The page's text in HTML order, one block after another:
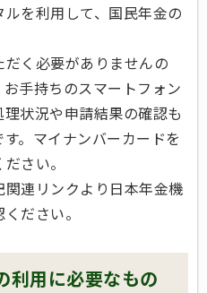
を利用して、国民年金の
く必要がありませんの
手持ちのスマートフォン
状況や申請結果の確認も
。マイナンバーカードを
さい。
連リンクより日本年金機
ださい。
利用に必要なもの